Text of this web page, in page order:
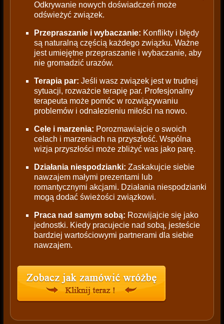
Odkrywanie nowych doświadczeń może
odświeżyć związek.
Przepraszanie i wybaczanie: Konflikty i błędy
są naturalną częścią każdego związku. Ważne
jest umiejętne przepraszanie i wybaczanie, aby
nie gromadzić urazów.
Terapia par: Jeśli wasz związek jest w trudnej
sytuacji, rozważcie terapię par. Profesjonalny
terapeuta może pomóc w rozwiązywaniu
problemów i odnalezieniu miłości na nowo.
Cele i marzenia: Porozmawiajcie o swoich
celach i marzeniach na przyszłość. Wspólna
wizja przyszłości może zbliżyć was jako parę.
Działania niespodzianki: Zaskakujcie siebie
nawzajem małymi prezentami lub
romantycznymi akcjami. Działania niespodzianki
mogą dodać świeżości związkowi.
Praca nad samym sobą: Rozwijajcie się jako
jednostki. Kiedy pracujecie nad sobą, jesteście
bardziej wartościowymi partnerami dla siebie
nawzajem.